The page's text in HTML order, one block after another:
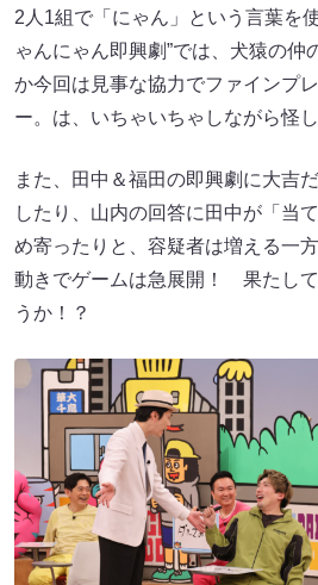
2人1組で「にゃん」という言葉を
ゃんにゃん即興劇”では、犬猿の仲
か今回は見事な協力でファインプ
ー。は、いちゃいちゃしながら怪
また、田中＆福田の即興劇に大吉
したり、山内の回答に田中が「当
め寄ったりと、容疑者は増える一
動きでゲームは急展開！ 果たし
うか！？